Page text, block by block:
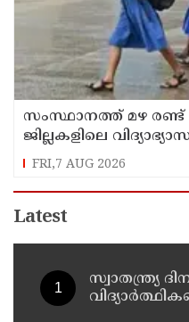
സംസ്ഥാനത്ത് മഴ രണ്ട്
ജില്ലകളിലെ
അവധി
FRI,7 AUG 2026
Latest
സ്വാതന്ത്ര്യ